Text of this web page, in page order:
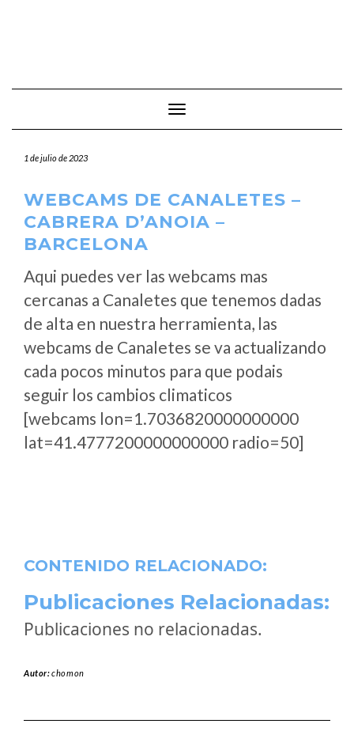
Cambiar modo de navegación
1 de julio de 2023
WEBCAMS DE CANALETES –
CABRERA D’ANOIA –
BARCELONA
Aqui puedes ver las webcams mas
cercanas a Canaletes que tenemos dadas
de alta en nuestra herramienta, las
webcams de Canaletes se va actualizando
cada pocos minutos para que podais
seguir los cambios climaticos
[webcams lon=1.7036820000000000
lat=41.4777200000000000 radio=50]
CONTENIDO RELACIONADO:
Publicaciones Relacionadas:
Publicaciones no relacionadas.
Autor:chomon